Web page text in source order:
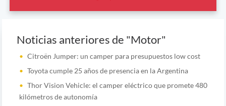
Noticias anteriores de "Motor"
Citroën Jumper: un camper para presupuestos low cost
Toyota cumple 25 años de presencia en la Argentina
Thor Vision Vehicle: el camper eléctrico que promete 480
kilómetros de autonomía